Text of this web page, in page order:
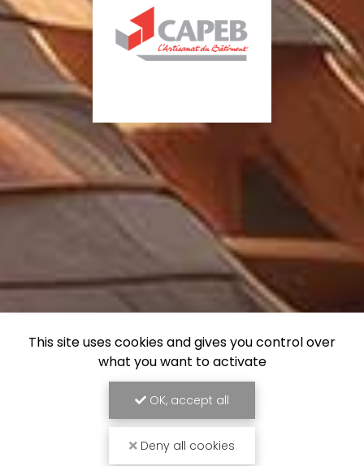
This site uses cookies and gives you control over
what you want to activate
OK, accept all
Deny all cookies